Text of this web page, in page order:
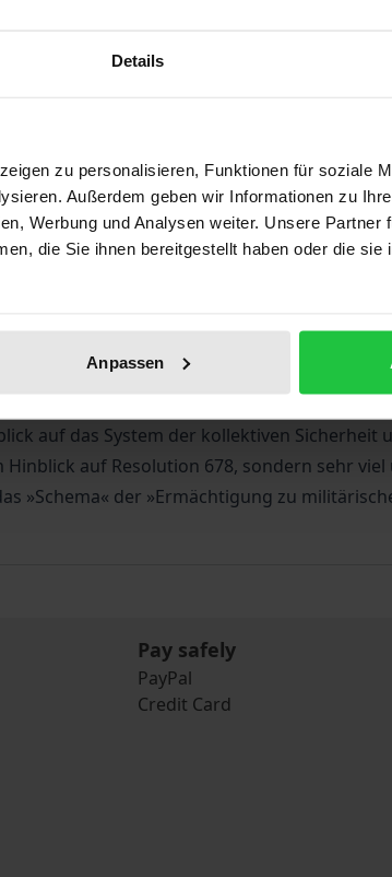
Details
zu personalisieren, Funktionen für soziale
Außerdem geben wir Informationen zu
Werbung und Analysen weiter. Unsere Partner
die Sie ihnen bereitgestellt haben oder die sie
Anpassen
notice
1990 die mit Kuwait verbündeten
Diese Resolution und die sich
auf das System der kollektiven Sicherheit
auf Resolution 678, sondern sehr
»Schema« der »Ermächtigung zu
Pay safely
PayPal
Credit Card